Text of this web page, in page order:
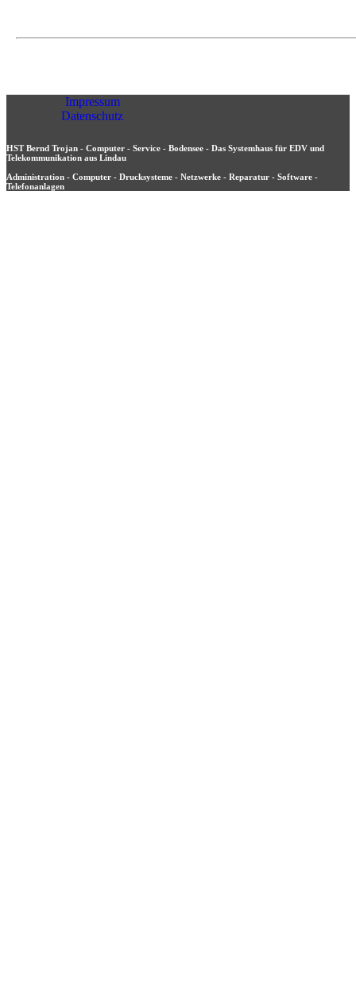
Impressum
Datenschutz
HST Bernd Trojan - Computer - Service - Bodensee - Das Systemhaus für EDV und
Telekommunikation aus Lindau
Administration - Computer - Drucksysteme - Netzwerke - Reparatur - Software -
Telefonanlagen